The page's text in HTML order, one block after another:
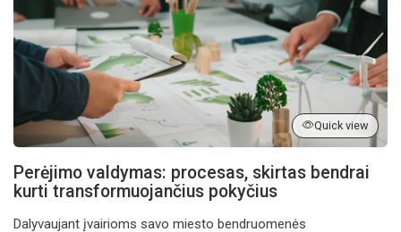
Quick view
Perėjimo valdymas: procesas, skirtas bendrai
kurti transformuojančius pokyčius
Dalyvaujant įvairioms savo miesto bendruomenės